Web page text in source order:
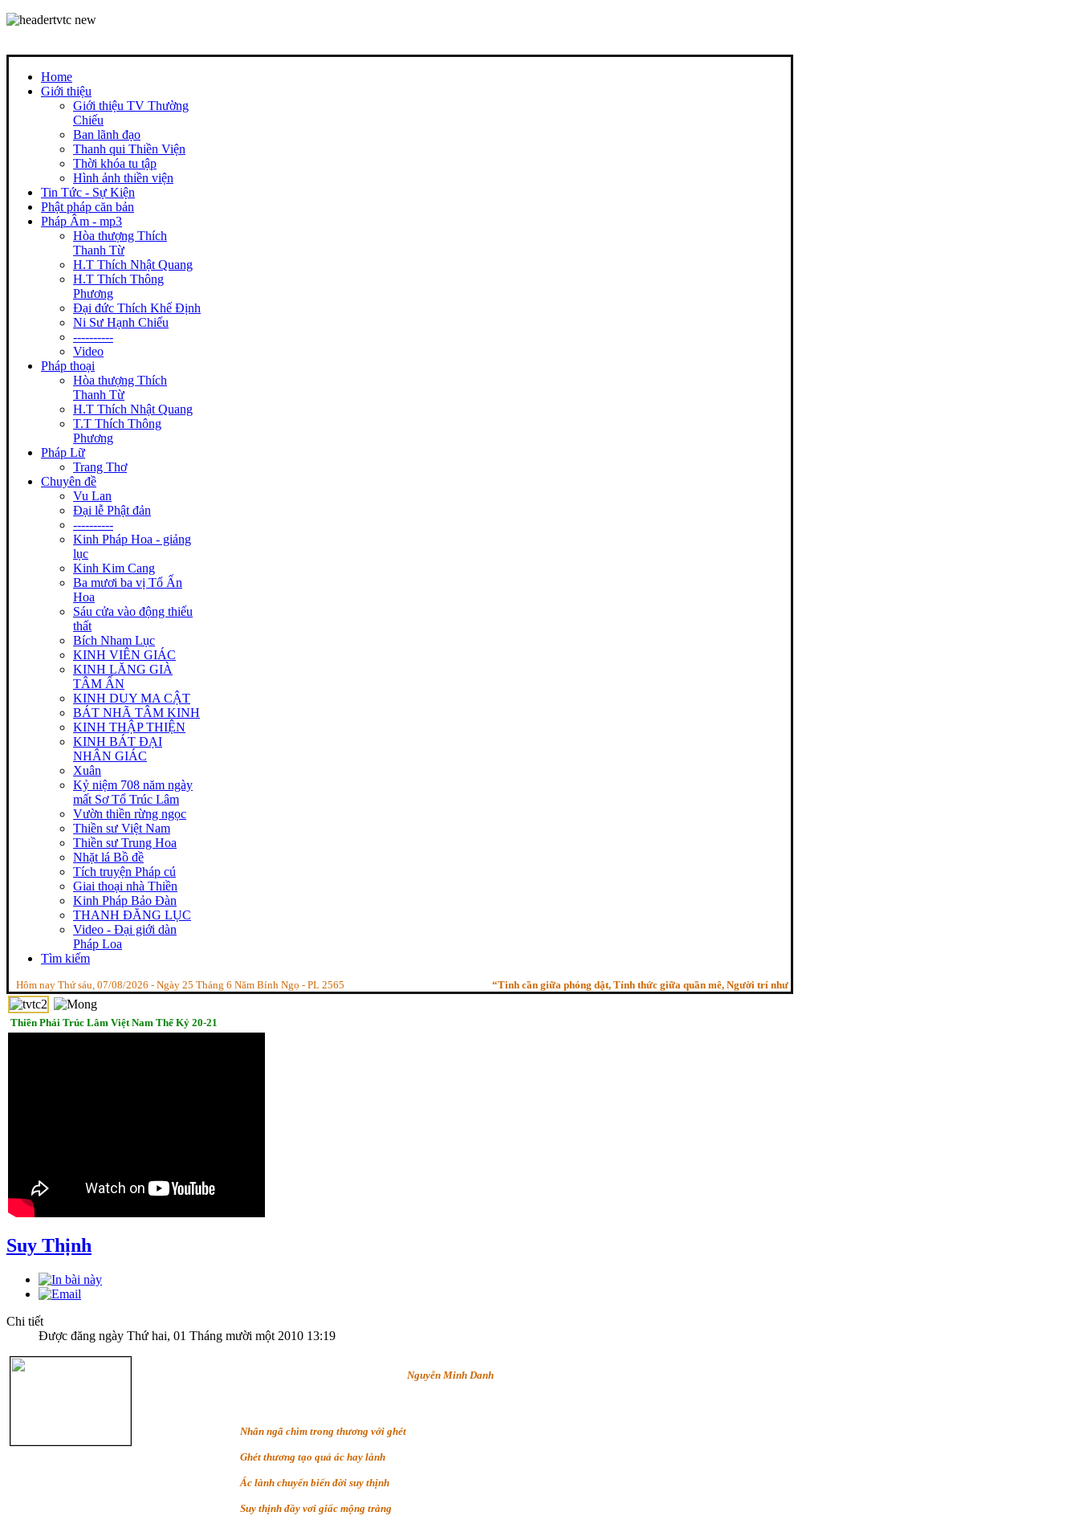
Home
Giới thiệu
Giới thiệu TV Thường
Chiếu
Ban lãnh đạo
Thanh qui Thiền Viện
Thời khóa tu tập
Hình ảnh thiền viện
Tin Tức - Sự Kiện
Phật pháp căn bản
Pháp Âm - mp3
Hòa thượng Thích
Thanh Từ
H.T Thích Nhật Quang
H.T Thích Thông
Phương
Đại đức Thích Khế Định
Ni Sư Hạnh Chiếu
----------
Video
Pháp thoại
Hòa thượng Thích
Thanh Từ
H.T Thích Nhật Quang
T.T Thích Thông
Phương
Pháp Lữ
Trang Thơ
Chuyên đề
Vu Lan
Đại lễ Phật đản
----------
Kinh Pháp Hoa - giảng
lục
Kinh Kim Cang
Ba mươi ba vị Tổ Ấn
Hoa
Sáu cửa vào động thiếu
thất
Bích Nham Lục
KINH VIÊN GIÁC
KINH LĂNG GIÀ
TÂM ẤN
KINH DUY MA CẬT
BÁT NHÃ TÂM KINH
KINH THẬP THIỆN
KINH BÁT ĐẠI
NHÂN GIÁC
Xuân
Kỷ niệm 708 năm ngày
mất Sơ Tổ Trúc Lâm
Vườn thiền rừng ngọc
Thiền sư Việt Nam
Thiền sư Trung Hoa
Nhặt lá Bồ đề
Tích truyện Pháp cú
Giai thoại nhà Thiền
Kinh Pháp Bảo Đàn
THANH ĐĂNG LỤC
Video - Đại giới dàn
Pháp Loa
Tìm kiếm
Hôm nay Thứ sáu, 07/08/2026 - Ngày 25 Tháng 6 Năm Bính Ngọ - PL 2565 “Tinh cần giữa phóng dật, Tỉnh thức giữa quần mê, Người trí như ngựa phi, Bỏ sau con ngựa hèn”. - (Pháp cú kệ 29, HT.Thích Minh
Thiền Phái Trúc Lâm Việt Nam Thế Kỷ 20-21
Suy Thịnh
Chi tiết
Được đăng ngày Thứ hai, 01 Tháng mười một 2010 13:19
Nguyễn Minh Danh
Nhân ngã chìm trong thương với ghét
Ghét thương tạo quả ác hay lành
Ác lành chuyển biến đời suy thịnh
Suy thịnh đầy vơi giấc mộng tràng